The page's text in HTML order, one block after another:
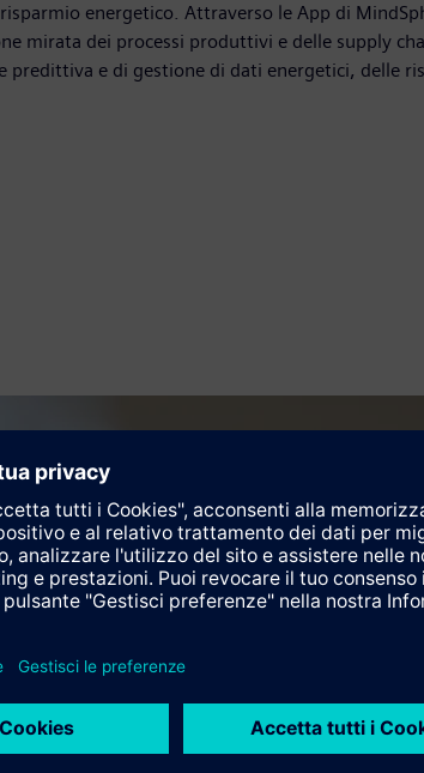
energetico. Attraverso le App di
mirata dei processi produttivi e delle supply
e di gestione di dati energetici, delle